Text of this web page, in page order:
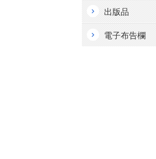
出版品
電子布告欄